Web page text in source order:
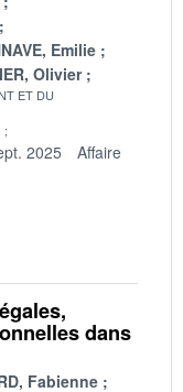
Emilie
Olivier
ET DU
2025
Affaire
dans
Fabienne